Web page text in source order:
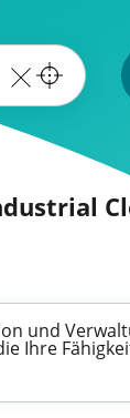
und
Ihre